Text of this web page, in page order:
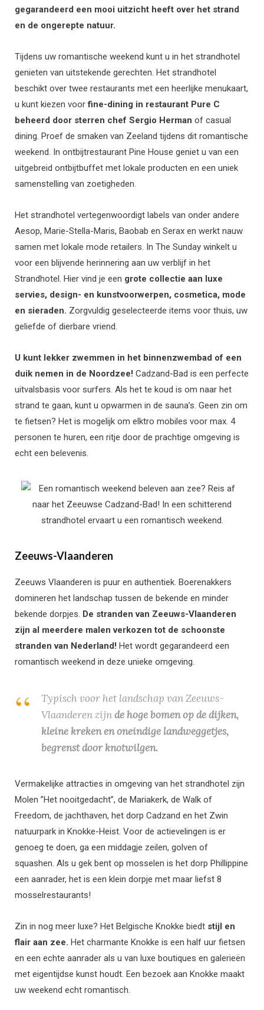
gegarandeerd een mooi uitzicht heeft over het strand
en de ongerepte natuur.
Tijdens uw romantische weekend kunt u in het strandhotel
genieten van uitstekende gerechten. Het strandhotel
beschikt over twee restaurants met een heerlijke menukaart,
u kunt kiezen voorfine-dining in restaurant Pure C
beheerd door sterren chef Sergio Herman of casual
dining. Proef de smaken van Zeeland tijdens dit romantische
weekend. In ontbijtrestaurant Pine House geniet u van een
uitgebreid ontbijtbuffet met lokale producten en een uniek
samenstelling van zoetigheden.
Het strandhotel vertegenwoordigt labels van onder andere
Aesop, Marie-Stella-Maris, Baobab en Serax en werkt nauw
samen met lokale mode retailers. In The Sunday winkelt u
voor een blijvende herinnering aan uw verblijf in het
Strandhotel. Hier vind je een grote collectie aan luxe
servies, design- en kunstvoorwerpen, cosmetica, mode
en sieraden. Zorgvuldig geselecteerde items voor thuis, uw
geliefde of dierbare vriend.
U kunt lekker zwemmen in het binnenzwembad of een
duik nemen in de Noordzee! Cadzand-Bad is een perfecte
uitvalsbasis voor surfers. Als het te koud is om naar het
strand te gaan, kunt u opwarmen in de sauna’s. Geen zin om
te fietsen? Het is mogelijk om elktro mobiles voor max. 4
personen te huren, een ritje door de prachtige omgeving is
echt een belevenis.
Zeeuws-Vlaanderen
Zeeuws Vlaanderen is puur en authentiek. Boerenakkers
domineren het landschap tussen de bekende en minder
bekende dorpjes. De stranden van Zeeuws-Vlaanderen
zijn al meerdere malen verkozen tot de schoonste
stranden van Nederland! Het wordt gegarandeerd een
romantisch weekend in deze unieke omgeving.
Typisch voor het landschap van Zeeuws-
Vlaanderen zijnde hoge bomen op de dijken,
kleine kreken en oneindige landweggetjes,
begrenst door knotwilgen.
Vermakelijke attracties in omgeving van het strandhotel zijn
Molen ”Het nooitgedacht”, de Mariakerk, de Walk of
Freedom, de jachthaven, het dorp Cadzand en het Zwin
natuurpark in Knokke-Heist. Voor de actievelingen is er
genoeg te doen, ga een middagje zeilen, golven of
squashen. Als u gek bent op mosselen is het dorp Phillippine
een aanrader, het is een klein dorpje met maar liefst 8
mosselrestaurants!
Zin in nog meer luxe? Het Belgische Knokke biedt stijl en
flair aan zee. Het charmante Knokke is een half uur fietsen
en een echte aanrader als u van luxe boutiques en galerieën
met eigentijdse kunst houdt. Een bezoek aan Knokke maakt
uw weekend echt romantisch.